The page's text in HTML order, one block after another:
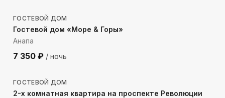
ГОСТЕВОЙ ДОМ
Гостевой дом «Море & Горы»
Анапа
7 350 ₽ / ночь
125м до моря
ГОСТЕВОЙ ДОМ
2-х комнатная квартира на проспекте Революции